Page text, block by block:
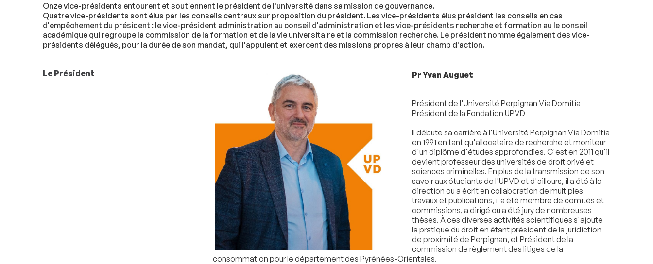
Onze vice-présidents entourent et soutiennent le président de l'université dans sa mission de gouvernance.
Quatre vice-présidents sont élus par les conseils centraux sur proposition du président. Les vice-présidents élus président les conseils en cas
d'empêchement du président : le vice-président administration au conseil d'administration et les vice-présidents recherche et formation au le conseil
académique qui regroupe la commission de la formation et de la vie universitaire et la commission recherche. Le président nomme également des vice-
présidents délégués, pour la durée de son mandat, qui l'appuient et exercent des missions propres à leur champ d'action.
Le Président Pr Yvan Auguet
Président de l'Université Perpignan Via Domitia
Président de la Fondation UPVD
Il débute sa carrière à l'Université Perpignan Via Domitia
en 1991 en tant qu'allocataire de recherche et moniteur
d'un diplôme d'études approfondies. C'est en 2011 qu'il
devient professeur des universités de droit privé et
sciences criminelles. En plus de la transmission de son
savoir aux étudiants de l'UPVD et d'ailleurs, il a été à la
direction ou a écrit en collaboration de multiples
travaux et publications, il a été membre de comités et
commissions, a dirigé ou a été jury de nombreuses
thèses. À ces diverses activités scientifiques s'ajoute
la pratique du droit en étant président de la juridiction
de proximité de Perpignan, et Président de la
commission de règlement des litiges de la
consommation pour le département des Pyrénées-Orientales.